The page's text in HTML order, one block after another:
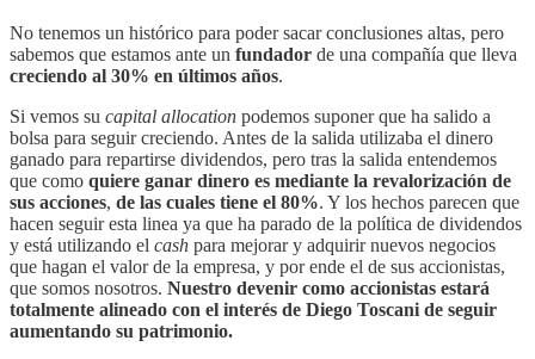
No tenemos un histórico para poder sacar conclusiones altas, pero
sabemos que estamos ante un fundador de una compañía que lleva
creciendo al 30% en últimos años.
Si vemos su capital allocation podemos suponer que ha salido a
bolsa para seguir creciendo. Antes de la salida utilizaba el dinero
ganado para repartirse dividendos, pero tras la salida entendemos
que como quiere ganar dinero es mediante la revalorización de
sus acciones, de las cuales tiene el 80%. Y los hechos parecen que
hacen seguir esta linea ya que ha parado de la política de dividendos
y está utilizando el cash para mejorar y adquirir nuevos negocios
que hagan el valor de la empresa, y por ende el de sus accionistas,
que somos nosotros. Nuestro devenir como accionistas estará
totalmente alineado con el interés de Diego Toscani de seguir
aumentando su patrimonio.